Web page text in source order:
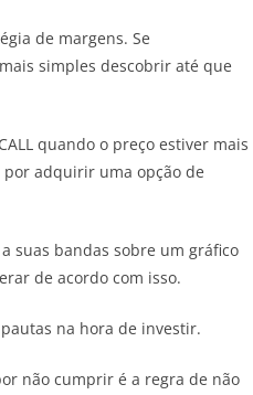
de margens. Se
simples descobrir até que
quando o preço estiver mais
adquirir uma opção de
suas bandas sobre um gráfico
de acordo com isso.
na hora de investir.
não cumprir é a regra de não